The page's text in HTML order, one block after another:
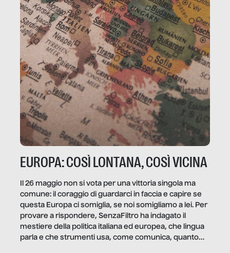
EUROPA: COSÌ LONTANA, COSÌ VICINA
Il 26 maggio non si vota per una vittoria singola ma
comune: il coraggio di guardarci in faccia e capire se
questa Europa ci somiglia, se noi somigliamo a lei. Per
provare a rispondere, SenzaFiltro ha indagato il
mestiere della politica italiana ed europea, che lingua
parla e che strumenti usa, come comunica, quanto